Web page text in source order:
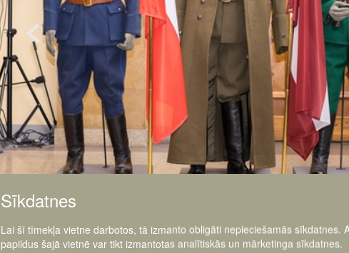
Sīkdatnes
Lai šī tīmekļa vietne darbotos, tā izmanto obligāti nepieciešamās sīkdatnes.
papildus šajā vietnē var tikt izmantotas analītiskās un mārketinga sīkdatnes.